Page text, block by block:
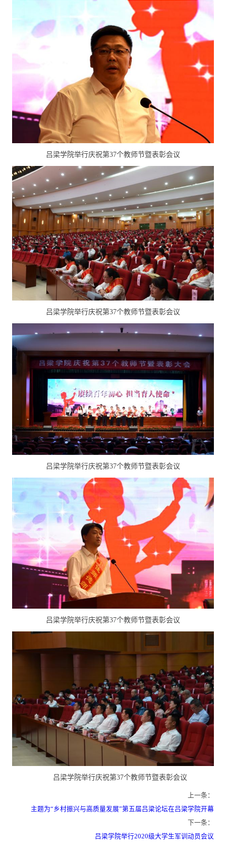
吕梁学院举行庆祝第37个教师节暨表彰会议
吕梁学院举行庆祝第37个教师节暨表彰会议
吕梁学院举行庆祝第37个教师节暨表彰会议
吕梁学院举行庆祝第37个教师节暨表彰会议
吕梁学院举行庆祝第37个教师节暨表彰会议
上一条：
主题为“乡村振兴与高质量发展”第五届吕梁论坛在吕梁学院开幕
下一条：
吕梁学院举行2020级大学生军训动员会议